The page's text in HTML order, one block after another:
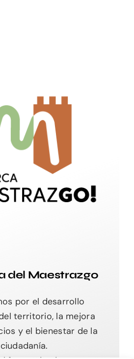
del Maestrazgo
por el desarrollo
territorio, la mejora
y el bienestar de la
ciudadanía.